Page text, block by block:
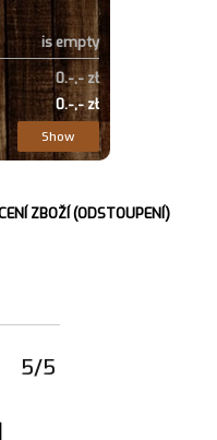
is empty
0.-,- zł
0.-,- zł
Show
ZBOŽÍ (ODSTOUPENÍ)
5/5